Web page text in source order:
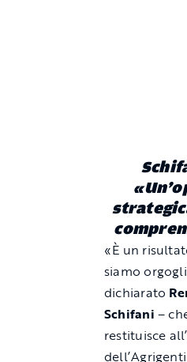
«È un
siamo
dichiarato
Schifani –
restituisce